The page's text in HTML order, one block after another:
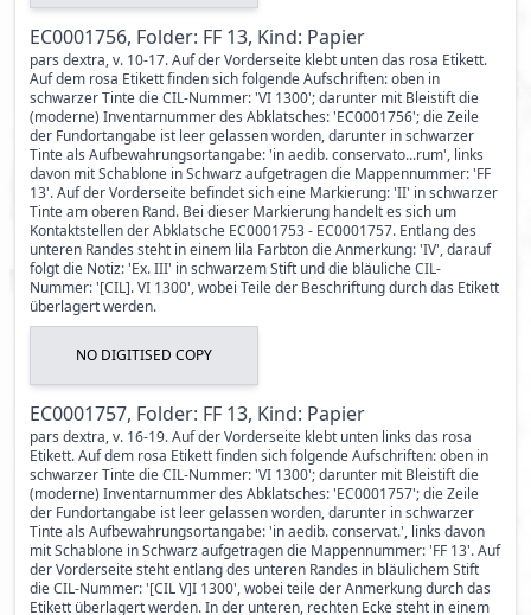
EC0001756, Folder: FF 13, Kind: Papier
pars dextra, v. 10-17. Auf der Vorderseite klebt unten das rosa Etikett.
Auf dem rosa Etikett finden sich folgende Aufschriften: oben in
schwarzer Tinte die CIL-Nummer: 'VI 1300'; darunter mit Bleistift die
(moderne) Inventarnummer des Abklatsches: 'EC0001756'; die Zeile
der Fundortangabe ist leer gelassen worden, darunter in schwarzer
Tinte als Aufbewahrungsortangabe: 'in aedib. conservato...rum', links
davon mit Schablone in Schwarz aufgetragen die Mappennummer: 'FF
13'. Auf der Vorderseite befindet sich eine Markierung: 'II' in schwarzer
Tinte am oberen Rand. Bei dieser Markierung handelt es sich um
Kontaktstellen der Abklatsche EC0001753 - EC0001757. Entlang des
unteren Randes steht in einem lila Farbton die Anmerkung: 'IV', darauf
folgt die Notiz: 'Ex. III' in schwarzem Stift und die bläuliche CIL-
Nummer: '[CIL]. VI 1300', wobei Teile der Beschriftung durch das Etikett
überlagert werden.
NO DIGITISED COPY
EC0001757, Folder: FF 13, Kind: Papier
pars dextra, v. 16-19. Auf der Vorderseite klebt unten links das rosa
Etikett. Auf dem rosa Etikett finden sich folgende Aufschriften: oben in
schwarzer Tinte die CIL-Nummer: 'VI 1300'; darunter mit Bleistift die
(moderne) Inventarnummer des Abklatsches: 'EC0001757'; die Zeile
der Fundortangabe ist leer gelassen worden, darunter in schwarzer
Tinte als Aufbewahrungsortangabe: 'in aedib. conservat.', links davon
mit Schablone in Schwarz aufgetragen die Mappennummer: 'FF 13'. Auf
der Vorderseite steht entlang des unteren Randes in bläulichem Stift
die CIL-Nummer: '[CIL V]I 1300', wobei teile der Anmerkung durch das
Etikett überlagert werden. In der unteren, rechten Ecke steht in einem